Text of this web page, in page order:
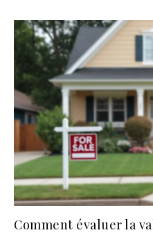
Comment évaluer la